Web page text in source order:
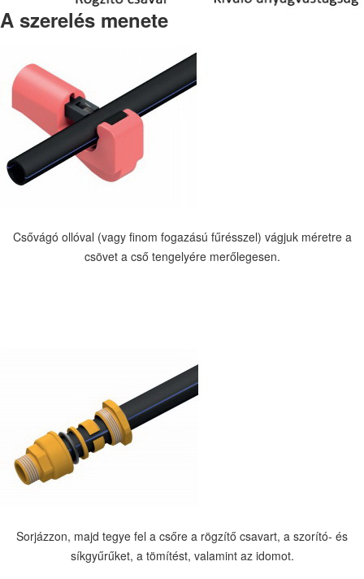
A szerelés menete
Csővágó ollóval (vagy finom fogazású fűrésszel) vágjuk méretre a
csövet a cső tengelyére merőlegesen.
Sorjázzon, majd tegye fel a csőre a rögzítő csavart, a szorító- és
síkgyűrűket, a tömítést, valamint az idomot.